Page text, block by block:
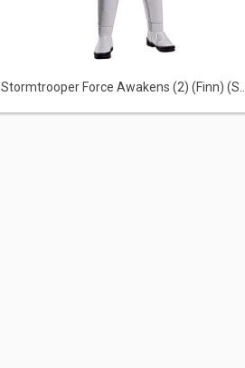
Stormtrooper Force Awakens (2) (Finn)